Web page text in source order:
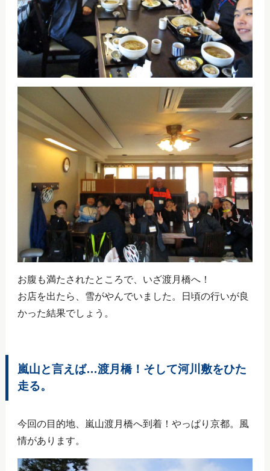
お腹も満たされたところで、いざ渡月橋へ！
お店を出たら、雪がやんでいました。日頃の行いが良
かった結果でしょう。
嵐山と言えば…渡月橋！そして河川敷をひた
走る。
今回の目的地、嵐山渡月橋へ到着！やっぱり京都。風
情があります。